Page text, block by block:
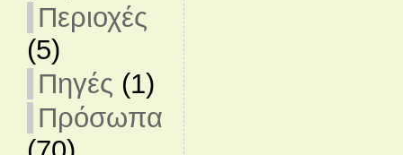
Περιοχές
(5)
Πηγές (1)
Πρόσωπα